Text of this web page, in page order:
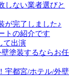
しない業者選びと
が完了しました♪
トの紹介です
て出演
塗装するならお任
宇都宮/ホテル/外壁